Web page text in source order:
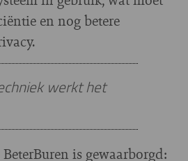
en nog betere
werkt het
is gewaarborgd: